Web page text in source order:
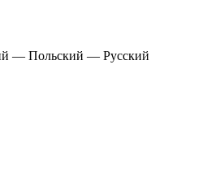
— Польский — Русский